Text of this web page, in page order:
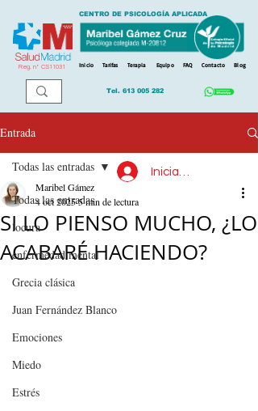
Reg. nº CS11031
CENTRO DE PSICOLOGÍA APLICADA
Inicio Tarifas Terapia Equipo FAQ Contacto Blog
Tel. 613 005 282
Entrada
Todas las entradas
locura
enfermedad mental
Grecia clásica
Juan Fernández Blanco
Emociones
Miedo
Estrés
Todas las entradas
SI LO PIENSO MUCHO, ¿LO
ACABARÉ HACIENDO?
Maribel Gámez
4 oct 20255 min de lectura
Iniciar sesión